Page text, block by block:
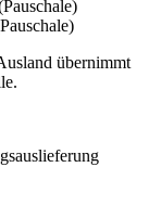
übernimmt